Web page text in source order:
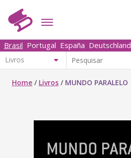
Brasil Portugal España Deutschland
Home / Livros / MUNDO PARALELO